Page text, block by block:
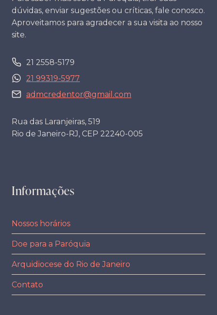
dúvidas, enviar sugestões ou críticas, fale conosco.
Aproveitamos para agradecer a sua visita ao nosso
site.
21 2558-5179
21 99319-5977
admcredentor@gmail.com
Rua das Laranjeiras, 519
Rio de Janeiro-RJ, CEP 22240-005
Informações
Nossos horários
Doe para a Paróquia
Arquidiocese do Rio de Janeiro
Contato